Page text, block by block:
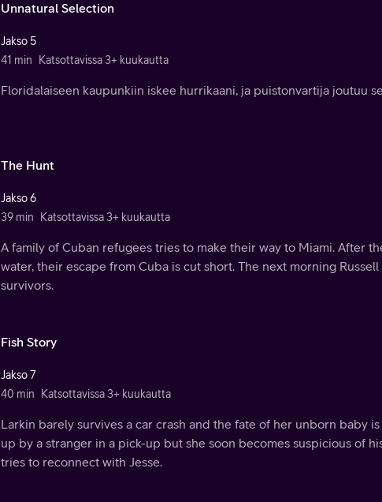
Unnatural Selection
Jakso 5
41 min
Katsottavissa 3+ kuukautta
Floridalaiseen kaupunkiin iskee hurrikaani, ja puistonvartija joutuu
The Hunt
Jakso 6
39 min
Katsottavissa 3+ kuukautta
A family of Cuban refugees tries to make their way to Miami. After
water, their escape from Cuba is cut short. The next morning
survivors.
Fish Story
Jakso 7
40 min
Katsottavissa 3+ kuukautta
Larkin barely survives a car crash and the fate of her unborn baby
up by a stranger in a pick-up but she soon becomes suspicious of
tries to reconnect with Jesse.